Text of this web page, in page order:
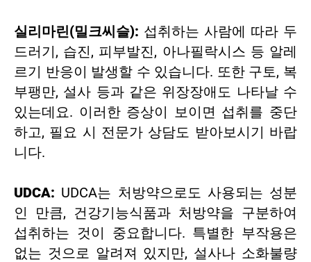
실리마린(밀크씨슬): 섭취하는 사람에 따라 두
드러기, 습진, 피부발진, 아나필락시스 등 알레
르기 반응이 발생할 수 있습니다. 또한 구토, 복
부팽만, 설사 등과 같은 위장장애도 나타날 수
있는데요. 이러한 증상이 보이면 섭취를 중단
하고, 필요 시 전문가 상담도 받아보시기 바랍
니다.
UDCA: UDCA는 처방약으로도 사용되는 성분
인 만큼, 건강기능식품과 처방약을 구분하여
섭취하는 것이 중요합니다. 특별한 부작용은
없는 것으로 알려져 있지만, 설사나 소화불량